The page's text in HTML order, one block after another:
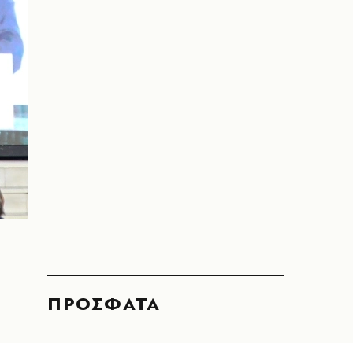
ΠΡΟΣΦΑΤΑ